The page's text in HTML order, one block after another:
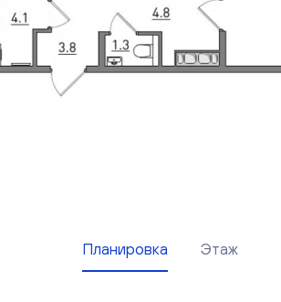
Планировка Этаж